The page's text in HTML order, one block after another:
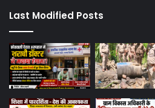
Last Modified Posts